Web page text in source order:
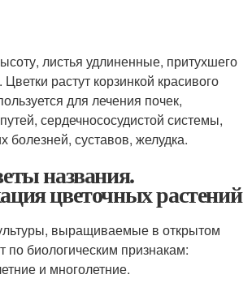
листья удлиненные, притухшего
Цветки растут корзинкой красивого
для лечения почек,
сердечнососудистой системы,
болезней, суставов, желудка.
названия.
цветочных растений
выращиваемые в открытом
по биологическим признакам:
и многолетние.